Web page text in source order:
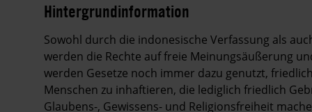
Hintergrundinformation
Hintergrund
Sowohl durch die indonesische Verfassung als
werden die Rechte auf freie Meinungsäußerung
werden Gesetze noch immer dazu genutzt,
Menschen zu inhaftieren, die lediglich friedlich
Glaubens-, Gewissens- und Religionsfreiheit